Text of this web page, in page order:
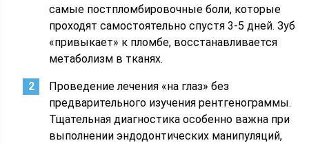
самые постпломбировочные боли, которые
проходят самостоятельно спустя 3-5 дней. Зуб
«привыкает» к пломбе, восстанавливается
метаболизм в тканях.
Проведение лечения «на глаз» без
предварительного изучения рентгенограммы.
Тщательная диагностика особенно важна при
выполнении эндодонтических манипуляций,